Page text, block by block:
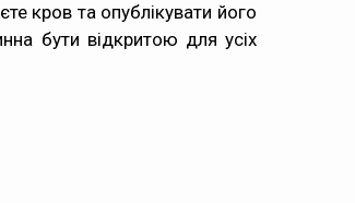
кров та опублікувати його
бути відкритою для усіх